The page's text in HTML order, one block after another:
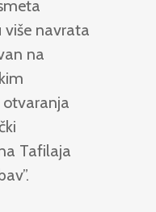
više navrata
na
Tafilaja